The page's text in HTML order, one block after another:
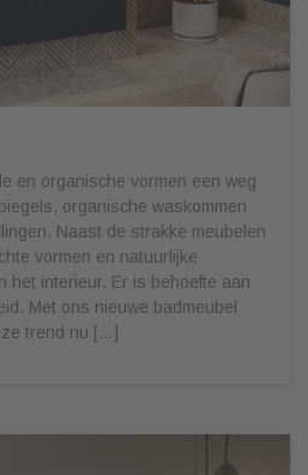
en organische vormen een weg
organische waskommen
Naast de strakke meubelen
vormen en natuurlijke
het interieur. Er is behoefte aan
Met ons nieuwe badmeubel
trend nu […]